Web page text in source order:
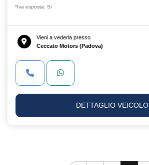
*Iva esposta: Sì
Vieni a vederla presso
Ceccato Motors (Padova)
DETTAGLIO VEICOLO